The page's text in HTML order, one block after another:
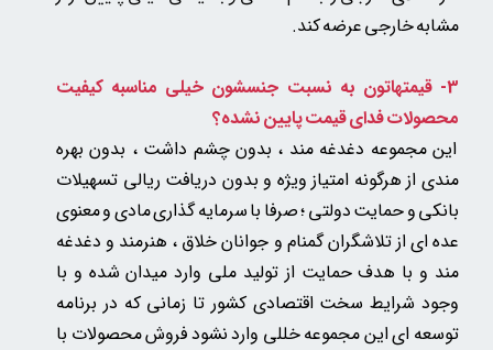
مشابه خارجی عرضه کند.
3- قیمتهاتون به نسبت جنسشون خیلی مناسبه
کیفیت
محصولات فدای قیمت پایین نشده؟
این مجموعه دغدغه مند ، بدون چشم داشت ، بدون بهره
مندی از هرگونه امتیاز ویژه و بدون دریافت ریالی تسهیلات
بانکی و حمایت دولتی ؛ صرفا با سرمایه گذاری مادی و معنوی
عده ای از تلاشگران گمنام و جوانان خلاق ، هنرمند و دغدغه
مند و با هدف حمایت از تولید ملی وارد میدان شده و با
وجود شرایط سخت اقتصادی کشور تا زمانی که در برنامه
توسعه ای این مجموعه خللی وارد نشود فروش محصولات با